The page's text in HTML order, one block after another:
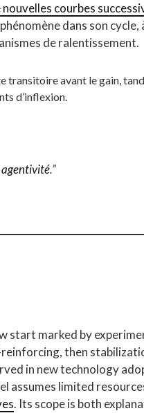
nouvelles courbes
dans son cycle,
de ralentissement.
transitoire avant le gain,
d’inflexion.
agentivité.”
start marked by
then
in new technology
assumes limited
. Its scope is both